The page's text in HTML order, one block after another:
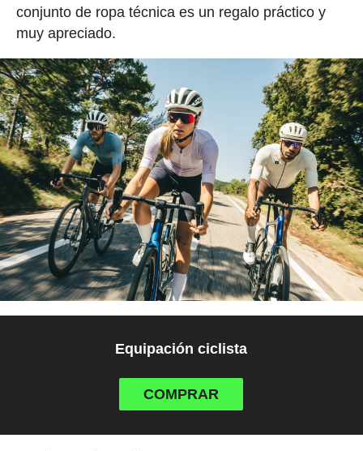
conjunto de ropa técnica es un regalo práctico y
muy apreciado.
Equipación ciclista
COMPRAR